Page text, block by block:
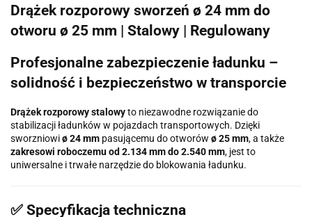
Drążek rozporowy sworzeń ø 24 mm do
otworu ø 25 mm | Stalowy | Regulowany
Profesjonalne zabezpieczenie ładunku –
solidność i bezpieczeństwo w transporcie
Drążek rozporowy stalowyto niezawodne rozwiązanie do
stabilizacji ładunków w pojazdach transportowych. Dzięki
sworzniowiø 24 mm pasującemu do otworów ø 25 mm, a także
zakresowi roboczemu od 2.134 mm do 2.540 mm, jest to
uniwersalne i trwałe narzędzie do blokowania ładunku.
✅ Specyfikacja techniczna